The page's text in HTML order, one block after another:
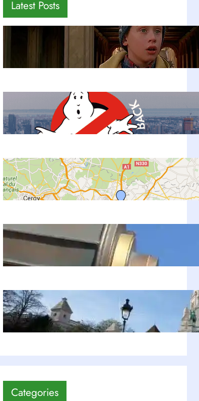
Latest Posts
Mi Pobre Angelito en Nueva York:
12 Locaciones Reales + Mapa 2026
Ene 22, 2026
Películas en Nueva York: 20+
Locaciones Famosas + Mapa 2026
Sep 10, 2022
Como llegar del Aeropuerto de
París al Centro
Sep 8, 2022
¿Vale la pena ir a Euro Disney en
París?
Ago 27, 2021
Montmartre: Top 5 de lugares
imperdibles | París
Ago 15, 2019
Categories